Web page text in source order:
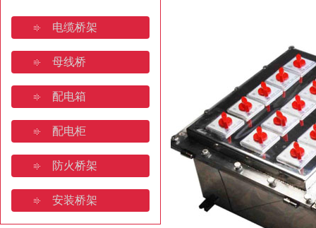
桥架焊接规范要求规范有哪
济南电缆桥架:安装规范与全
如何判断喷塑桥架的质量好
电缆桥架
母线桥
配电箱
配电柜
防火桥架
安装桥架